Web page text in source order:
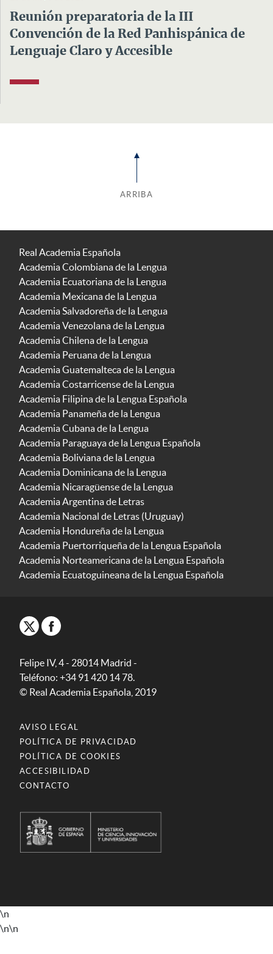
Reunión preparatoria de la III
Convención de la Red Panhispánica de
Lenguaje Claro y Accesible
ARRIBA
Real Academia Española
Academia Colombiana de la Lengua
Academia Ecuatoriana de la Lengua
Academia Mexicana de la Lengua
Academia Salvadoreña de la Lengua
Academia Venezolana de la Lengua
Academia Chilena de la Lengua
Academia Peruana de la Lengua
Academia Guatemalteca de la Lengua
Academia Costarricense de la Lengua
Academia Filipina de la Lengua Española
Academia Panameña de la Lengua
Academia Cubana de la Lengua
Academia Paraguaya de la Lengua Española
Academia Boliviana de la Lengua
Academia Dominicana de la Lengua
Academia Nicaragüense de la Lengua
Academia Argentina de Letras
Academia Nacional de Letras (Uruguay)
Academia Hondureña de la Lengua
Academia Puertorriqueña de la Lengua Española
Academia Norteamericana de la Lengua Española
Academia Ecuatoguineana de la Lengua Española
Felipe IV, 4 - 28014 Madrid -
Teléfono: +34 91 420 14 78.
© Real Academia Española, 2019
AVISO LEGAL
POLÍTICA DE PRIVACIDAD
POLÍTICA DE COOKIES
ACCESIBILIDAD
CONTACTO
\n
\n\n